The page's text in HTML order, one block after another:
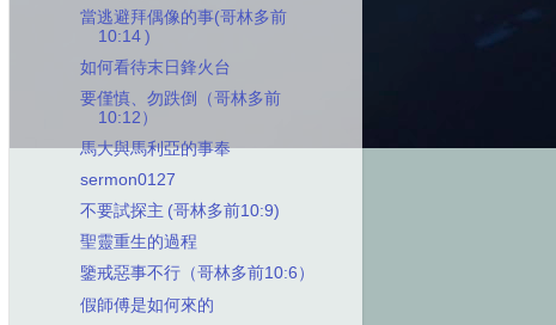
當逃避拜偶像的事(哥林多前
10:14 )
如何看待末日鋒火台
要僅慎、勿跌倒（哥林多前
10:12）
馬大與馬利亞的事奉
sermon0127
不要試探主 (哥林多前10:9)
聖靈重生的過程
鑒戒惡事不行（哥林多前10:6）
假師傅是如何來的